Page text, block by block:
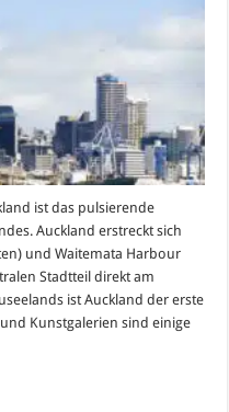
ist das pulsierende
Auckland erstreckt sich
und Waitemata Harbour
Stadtteil direkt am
ist Auckland der erste
Kunstgalerien sind einige